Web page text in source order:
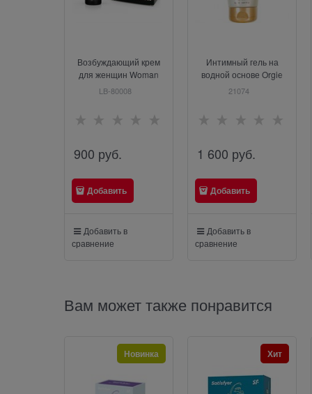
Возбуждающий крем
для женщин Woman
Up, 25г
LB-80008
900 руб.
Добавить
Добавить в
сравнение
Интимный гель на
водной основе Orgie
Lube Tube Cool с
21074
1 600 руб.
Добавить
Добавить в
сравнение
Вам может также понравится
Новинка Хит